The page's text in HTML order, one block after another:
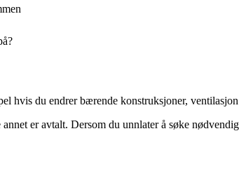
hvis du endrer bærende konstruksjoner,
er avtalt. Dersom du unnlater å søke